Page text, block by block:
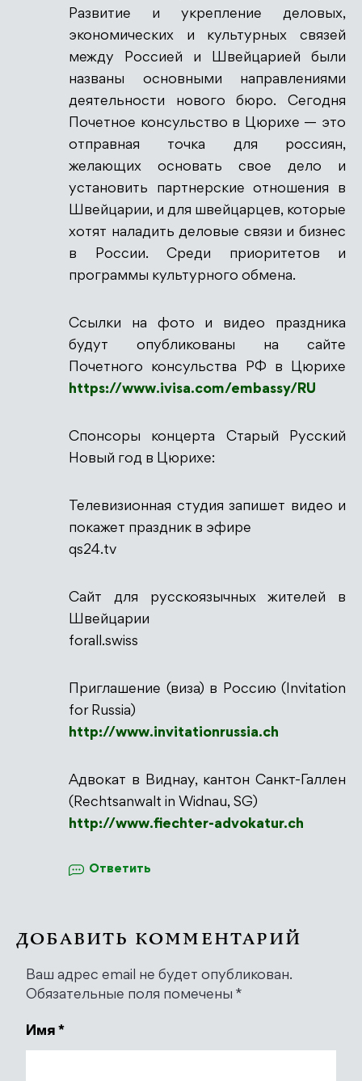
Развитие и укрепление деловых,
экономических и культурных связей
между Россией и Швейцарией были
названы основными направлениями
деятельности нового бюро. Сегодня
Почетное консульство в Цюрихе — это
отправная точка для россиян,
желающих основать свое дело и
установить партнерские отношения в
Швейцарии, и для швейцарцев, которые
хотят наладить деловые связи и бизнес
в России. Среди приоритетов и
программы культурного обмена.
Ссылки на фото и видео праздника
будут опубликованы на сайте
Почетного консульства РФ в Цюрихе
https://www.ivisa.com/embassy/RU
Спонсоры концерта Старый Русский
Новый год в Цюрихе:
Телевизионная студия запишет видео и
покажет праздник в эфире
qs24.tv
Сайт для русскоязычных жителей в
Швейцарии
forall.swiss
Приглашение (виза) в Россию (Invitation
for Russia)
http://www.invitationrussia.ch
Адвокат в Виднау, кантон Санкт-Галлен
(Rechtsanwalt in Widnau, SG)
http://www.fiechter-advokatur.ch
Ответить
ДОБАВИТЬ КОММЕНТАРИЙ
Ваш адрес email не будет опубликован.
Обязательные поля помечены *
Имя *